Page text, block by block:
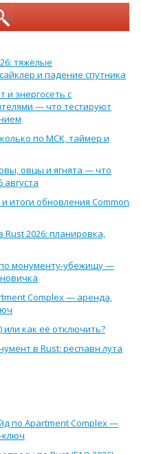
тяжёлые
и падение спутника
и энергосеть с
— что тестируют
по МСК, таймер и
овцы и ягнята — что
итоги обновления Common
2026: планировка,
по монументу-убежищу —
Complex — аренда,
или как её отключить?
в Rust: респавн лута
по Apartment Complex —
ключ